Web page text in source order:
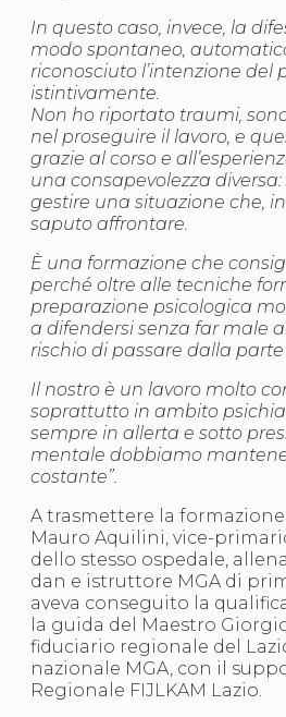
Quesiti
In questo caso, invece, la
modo spontaneo,
riconosciuto l’intenzione del
istintivamente.
Non ho riportato traumi,
nel proseguire il lavoro, e
grazie al corso e
una consapevolezza
gestire una situazione che,
saputo affrontare.
È una formazione che
perché oltre alle tecniche
preparazione psicologica
a difendersi senza far male
rischio di passare dalla parte
Il nostro è un lavoro molto
soprattutto in ambito
sempre in allerta e sotto
mentale dobbiamo
costante”.
A trasmettere la
Mauro Aquilini, vice-
dello stesso ospedale,
dan e istruttore MGA di
aveva conseguito la
la guida del Maestro
fiduciario regionale del
nazionale MGA, con il
Regionale FIJLKAM Lazio.